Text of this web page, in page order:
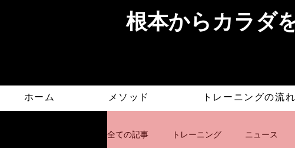
根本からカラダ
ホーム メソッド トレーニングの流れ
全ての記事 トレーニング ニュース